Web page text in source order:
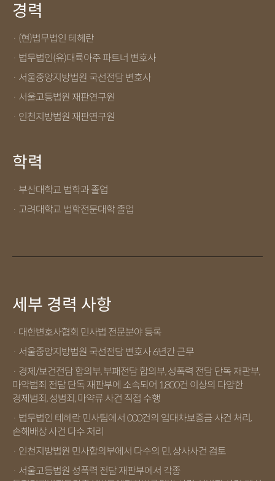
경력
· (현)법무법인 테헤란
· 법무법인(유)대륙아주 파트너 변호사
· 서울중앙지방법원 국선전담 변호사
· 서울고등법원 재판연구원
· 인천지방법원 재판연구원
학력
· 부산대학교 법학과 졸업
· 고려대학교 법학전문대학 졸업
세부 경력 사항
· 대한변호사협회 민사법 전문분야 등록
· 서울중앙지방법원 국선전담 변호사 6년간 근무
· 경제/보건전담 합의부, 부패전담 합의부, 성폭력 전담 단독 재판부,
마약범죄 전담 단독 재판부에 소속되어 1,800건 이상의 다양한
경제범죄, 성범죄, 마약류 사건 직접 수행
· 법무법인 테헤란 민사팀에서 000건의 임대차보증금 사건 처리,
손해배상 사건 다수 처리
· 인천지방법원 민사합의부에서 다수의 민, 상사사건 검토
· 서울고등법원 성폭력 전담 재판부에서 각종